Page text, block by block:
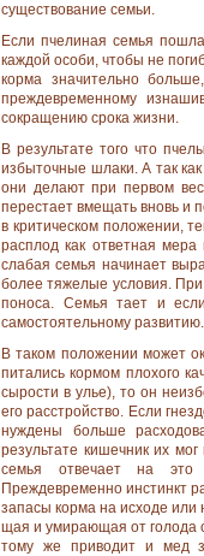
существование семьи.
Если пчелиная семья
каждой особи, чтобы не
корма значительно
преждевременному
сокраще­нию срока жизни.
В результате того что
избыточные шлаки. А так
они делают при первом
перестает вмещать вновь и
в критическом положении,
расплод как ответная
слабая семья начинает
более тяжелые условия.
поноса. Семья тает и
самостоятельному развитию.
В таком положении может
питались кормом плохого
сырости в улье), то он
его расстройство. Если
нуждены больше
результате кишечник их
семья отве­чает на это
Преждевременно инстинкт
запасы корма на исходе или
щая и умирающая от голода
тому же приводит и мед